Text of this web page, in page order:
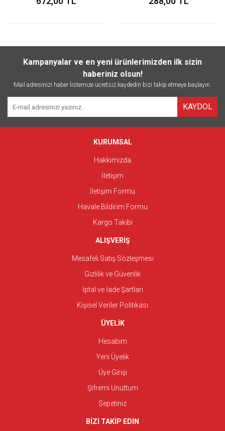
Kampanyalar ve en yeni ürünlerimizden ilk sizin
haberiniz olsun!
Mail adresinizi haber listemize ücretsiz kaydedin bizi takip etmeye başlayın.
KAYDOL
KURUMSAL
Hakkımızda
İletişim
İletişim Formu
Havale Bildirim Formu
Kargo Takibi
ALIŞVERİŞ
Mesafeli Satış Sözleşmesi
Gizlilik ve Güvenlik
İptal ve İade Şartları
Kişisel Veriler Politikası
ÜYELİK
Hesabım
Yeni Üyelik
Üye Girişi
Şifremi Unuttum
Sepetiniz
BİZİ TAKİP EDİN